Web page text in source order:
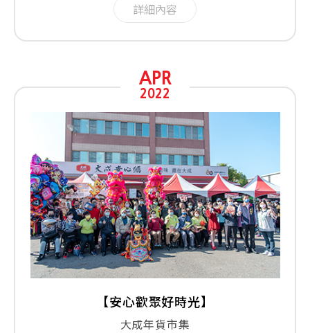
詳細內容
APR
2022
【安心歡聚好時光】
大成年貨市集